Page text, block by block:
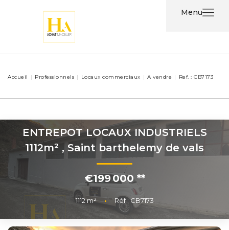
Menu
Nos
Accueil Professionnels Locaux commerciaux A vendre Ref. : CB7173
ENTREPOT LOCAUX INDUSTRIELS
1112m² , Saint barthelemy de vals
€199 000**
1112m² • Réf : CB7173